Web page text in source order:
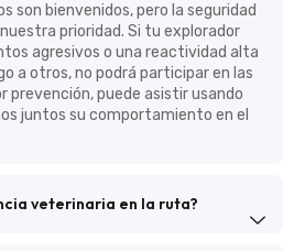
son bienvenidos, pero la seguridad
prioridad. Si tu explorador
agresivos o una reactividad alta
a otros, no podrá participar en las
prevención, puede asistir usando
juntos su comportamiento en el
veterinaria en la ruta?